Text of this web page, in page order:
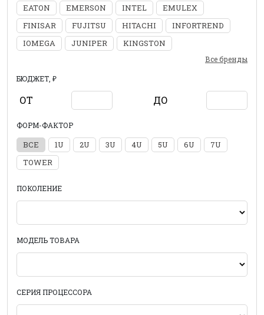
EATON
EMERSON INTEL
EMULEX
FINISAR
FUJITSU HITACHI
INFORTREND
IOMEGA
JUNIPER KINGSTON
Все бренды
БЮДЖЕТ, ₽
ОТ ДО
ФОРМ-ФАКТОР
ВСЕ 1U 2U 3U 4U 5U 6U
7U
TOWER
ПОКОЛЕНИЕ
МОДЕЛЬ ТОВАРА
СЕРИЯ ПРОЦЕССОРА